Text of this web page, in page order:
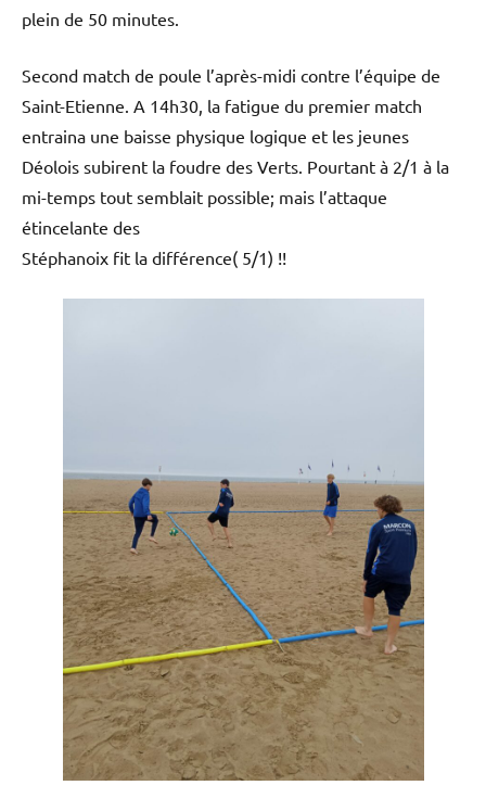
plein de 50 minutes.
Second match de poule l’après-midi contre l’équipe de
Saint-Etienne. A 14h30, la fatigue du premier match
entraina une baisse physique logique et les jeunes
Déolois subirent la foudre des Verts. Pourtant à 2/1 à la
mi-temps tout semblait possible; mais l’attaque
étincelante des
Stéphanoix fit la différence( 5/1) !!